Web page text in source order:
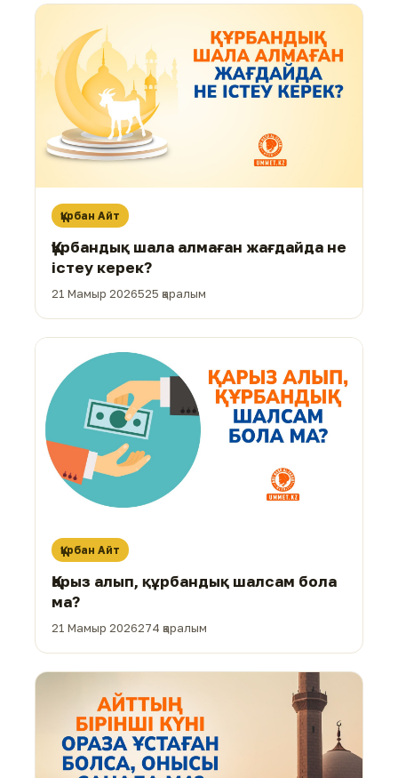
Құрбан Айт
Құрбандық шала алмаған жағдайда не
істеу керек?
21 Мамыр 2026525 қаралым
Құрбан Айт
Қарыз алып, құрбандық шалсам бола
ма?
21 Мамыр 2026274 қаралым